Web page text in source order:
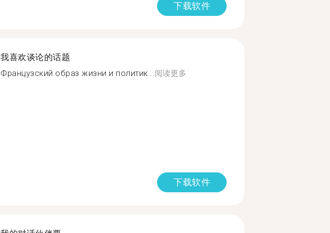
下载软件
我喜欢谈论的话题
Французский образ жизни и политик...阅读更多
下载软件